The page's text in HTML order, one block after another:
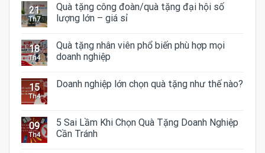
21
Th7
Quà tặng công đoàn/quà tặng đại hội số
lượng lớn – giá sỉ
18
Th4
Quà tặng nhân viên phổ biến phù hợp mọi
doanh nghiệp
15
Th4
Doanh nghiệp lớn chọn quà tặng như thế nào?
09
Th4
5 Sai Lầm Khi Chọn Quà Tặng Doanh Nghiệp
Cần Tránh